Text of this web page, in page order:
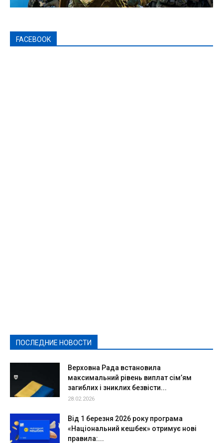
FACEBOOK
ПОСЛЕДНИЕ НОВОСТИ
Верховна Рада встановила
максимальний рівень виплат сім’ям
загиблих і зниклих безвісти...
28.02.2026
Від 1 березня 2026 року програма
«Національний кешбек» отримує нові
правила:...